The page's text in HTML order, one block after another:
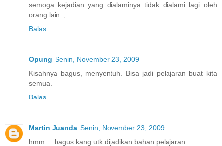
semoga kejadian yang dialaminya tidak dialami lagi oleh
orang lain..,
Balas
Opung Senin, November 23, 2009
Kisahnya bagus, menyentuh. Bisa jadi pelajaran buat kita
semua.
Balas
Martin Juanda Senin, November 23, 2009
hmm. . .bagus kang utk dijadikan bahan pelajaran